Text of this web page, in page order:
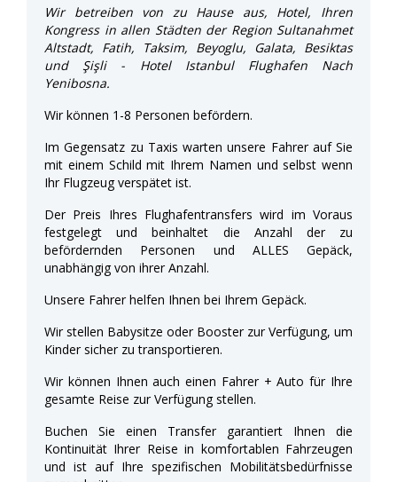
Wir betreiben von zu Hause aus, Hotel, Ihren
Kongress in allen Städten der Region Sultanahmet
Altstadt, Fatih, Taksim, Beyoglu, Galata, Besiktas
und Şişli - Hotel Istanbul Flughafen Nach
Yenibosna.
Wir können 1-8 Personen befördern.
Im Gegensatz zu Taxis warten unsere Fahrer auf Sie
mit einem Schild mit Ihrem Namen und selbst wenn
Ihr Flugzeug verspätet ist.
Der Preis Ihres Flughafentransfers wird im Voraus
festgelegt und beinhaltet die Anzahl der zu
befördernden Personen und ALLES Gepäck,
unabhängig von ihrer Anzahl.
Unsere Fahrer helfen Ihnen bei Ihrem Gepäck.
Wir stellen Babysitze oder Booster zur Verfügung, um
Kinder sicher zu transportieren.
Wir können Ihnen auch einen Fahrer + Auto für Ihre
gesamte Reise zur Verfügung stellen.
Buchen Sie einen Transfer garantiert Ihnen die
Kontinuität Ihrer Reise in komfortablen Fahrzeugen
und ist auf Ihre spezifischen Mobilitätsbedürfnisse